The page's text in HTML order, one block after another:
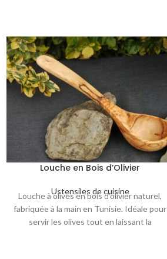
Louche en Bois d’Olivier
Ustensiles de cuisine
Louche à olives en bois d'olivier naturel,
fabriquée à la main en Tunisie. Idéale pour
servir les olives tout en laissant la